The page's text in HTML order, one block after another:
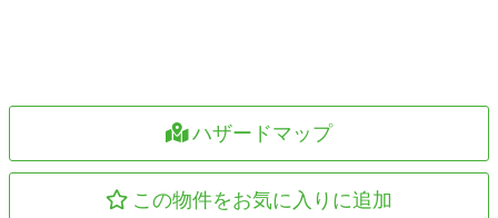
ハザードマップ
この物件をお気に入りに追加